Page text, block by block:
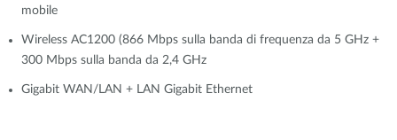
mobile
Wireless AC1200 (866 Mbps sulla banda di frequenza da 5 GHz +
300 Mbps sulla banda da 2,4 GHz
Gigabit WAN/LAN + LAN Gigabit Ethernet